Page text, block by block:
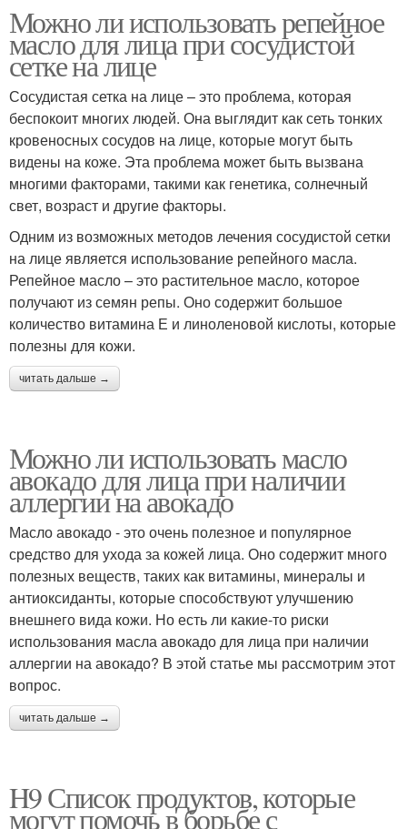
Можно ли использовать репейное
масло для лица при сосудистой
сетке на лице
Сосудистая сетка на лице – это проблема, которая
беспокоит многих людей. Она выглядит как сеть тонких
кровеносных сосудов на лице, которые могут быть
видены на коже. Эта проблема может быть вызвана
многими факторами, такими как генетика, солнечный
свет, возраст и другие факторы.
Одним из возможных методов лечения сосудистой сетки
на лице является использование репейного масла.
Репейное масло – это растительное масло, которое
получают из семян репы. Оно содержит большое
количество витамина Е и линоленовой кислоты, которые
полезны для кожи.
читать дальше →
Можно ли использовать масло
авокадо для лица при наличии
аллергии на авокадо
Масло авокадо - это очень полезное и популярное
средство для ухода за кожей лица. Оно содержит много
полезных веществ, таких как витамины, минералы и
антиоксиданты, которые способствуют улучшению
внешнего вида кожи. Но есть ли какие-то риски
использования масла авокадо для лица при наличии
аллергии на авокадо? В этой статье мы рассмотрим этот
вопрос.
читать дальше →
H9 Список продуктов, которые
могут помочь в борьбе с